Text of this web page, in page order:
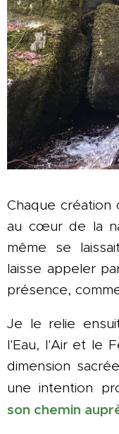
Chaque création
au cœur de la
même se
laisse appeler
présence,
Je le relie
l'Eau, l'Air et le
dimension
une intention
son chemin